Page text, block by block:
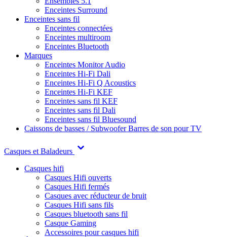
Enceintes Surround
Enceintes sans fil
Enceintes connectées
Enceintes multiroom
Enceintes Bluetooth
Marques
Enceintes Monitor Audio
Enceintes Hi-Fi Dali
Enceintes Hi-Fi Q Acoustics
Enceintes Hi-Fi KEF
Enceintes sans fil KEF
Enceintes sans fil Dali
Enceintes sans fil Bluesound
Caissons de basses / SubwooferBarres de son pour TV
Casques et Baladeurs
Casques hifi
Casques Hifi ouverts
Casques Hifi fermés
Casques avec réducteur de bruit
Casques Hifi sans fils
Casques bluetooth sans fil
Casque Gaming
Accessoires pour casques hifi